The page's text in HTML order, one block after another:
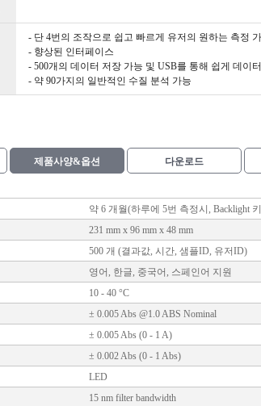
- 단 4번의 조작으로 쉽고 빠르게 유저의 원하는 측정
- 향상된 인터페이스
- 500개의 데이터 저장 가능 및 USB를 통해 쉽게 데이
- 약 90가지의 일반적인 수질 분석 가능
제품사양&옵션 다운로드
약 6 개월(하루에 5번 측정시, Backlight
231 mm x 96 mm x 48 mm
500 개 (결과값, 시간, 샘플ID, 유저ID)
영어, 한글, 중국어, 스페인어 지원
10 - 40 °C
± 0.005 Abs @1.0 ABS Nominal
± 0.005 Abs (0 - 1 A)
± 0.002 Abs (0 - 1 Abs)
LED
15 nm filter bandwidth